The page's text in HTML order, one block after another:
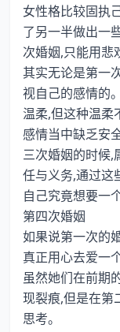
女性格比较固执
了另一半做出一
次婚姻,只能用悲
其实无论是第一
视自己的感情的
温柔,但这种温柔
感情当中缺乏安
三次婚姻的时候,
任与义务,通过这
自己究竟想要一
第四次婚姻
如果说第一次的
真正用心去爱一
虽然她们在前期
现裂痕,但是在第
思考。